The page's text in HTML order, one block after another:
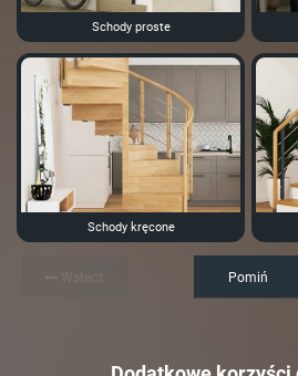
Schody proste
Schody kręcone
Pomiń